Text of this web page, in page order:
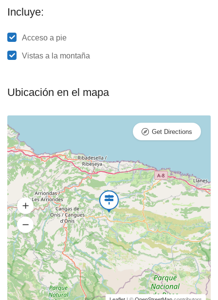
Incluye:
Acceso a pie
Vistas a la montaña
Ubicación en el mapa
Get Directions